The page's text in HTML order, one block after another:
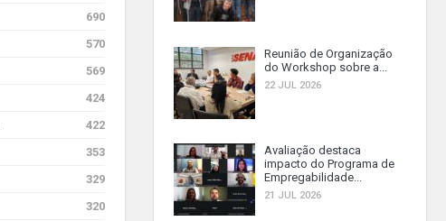
690
570
569
424
422
353
329
320
Reunião de Organização
do Workshop sobre a...
22 JUL 2026
Avaliação destaca
impacto do Programa de
Empregabilidade...
21 JUL 2026